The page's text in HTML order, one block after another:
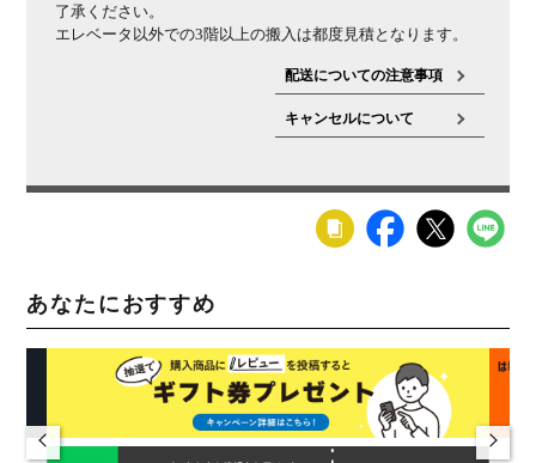
了承ください。
エレベータ以外での3階以上の搬入は都度見積となります。
配送についての注意事項
キャンセルについて
あなたにおすすめ